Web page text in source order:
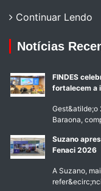
Continuar Lendo
Notícias
FINDES
fortalecem a
Baraona,
Suzano
Fenaci 2026
A Suzano,